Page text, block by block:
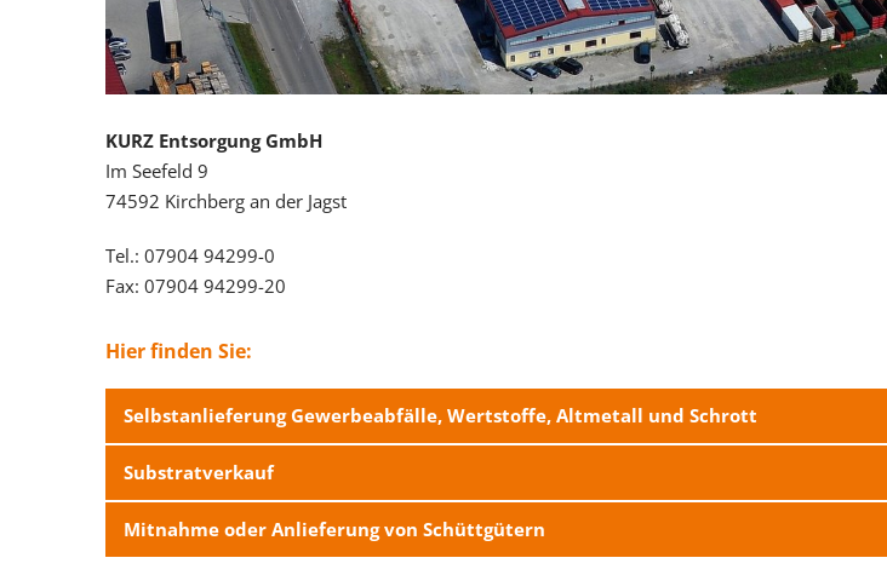
KURZ Entsorgung GmbH
Im Seefeld 9
74592 Kirchberg an der Jagst
Tel.: 07904 94299-0
Fax: 07904 94299-20
Hier finden Sie:
Selbstanlieferung Gewerbeabfälle, Wertstoffe, Altmetall und Schrott
Substratverkauf
Mitnahme oder Anlieferung von Schüttgütern